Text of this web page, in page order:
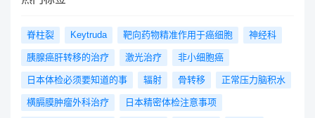
脊柱裂 Keytruda 靶向药物精准作用于癌细胞 神经科
胰腺癌肝转移的治疗 激光治疗 非小细胞癌
日本体检必须要知道的事 辐射 骨转移 正常压力脑积水
横膈膜肿瘤外科治疗 日本精密体检注意事项